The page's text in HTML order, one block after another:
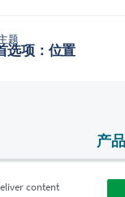
题
选项：位置
产品
content